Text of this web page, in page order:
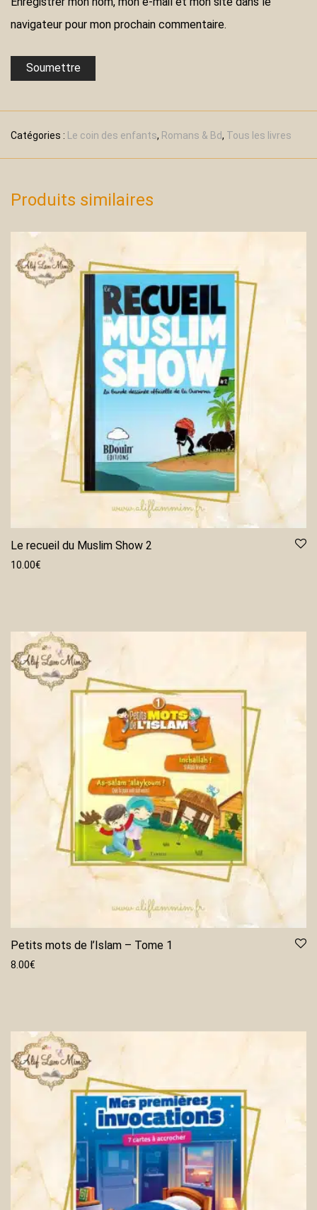
navigateur pour mon prochain commentaire.
Catégories : Le coin des enfants, Romans & Bd, Tous les livres
Produits similaires
Le recueil du Muslim Show 2
10.00€
Petits mots de l’Islam – Tome 1
8.00€